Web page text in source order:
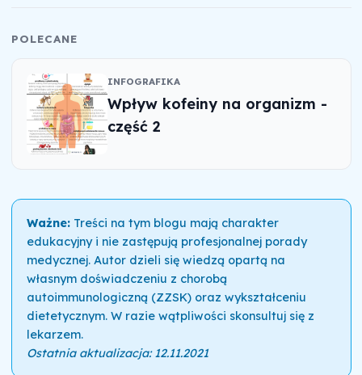
POLECANE
INFOGRAFIKA
Wpływ kofeiny na organizm -
część 2
Ważne:Treści na tym blogu mają charakter
edukacyjny i nie zastępują profesjonalnej porady
medycznej. Autor dzieli się wiedzą opartą na
własnym doświadczeniu z chorobą
autoimmunologiczną (ZZSK) oraz wykształceniu
dietetycznym. W razie wątpliwości skonsultuj się z
lekarzem.
Ostatnia aktualizacja: 12.11.2021